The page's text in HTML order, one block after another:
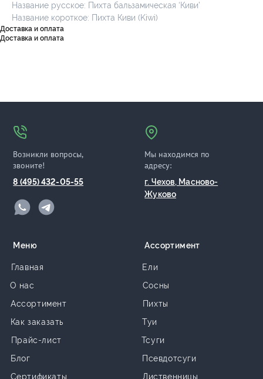
Название русское: Пихта бальзамическая ‘Киви’
Название короткое: Пихта Киви (Kiwi)
Доставка и оплата
Доставка и оплата
Возникли вопросы,
звоните!
8 (495) 432-05-55
Мы находимся по
адресу:
г. Чехов, Масново-
Жуково
Главная
Меню
О нас
Ассортимент
Как заказать
Прайс-лист
Ели
Ассортимент
Сосны
Пихты
Туи
Тсуги
Псевдотсуги
Лиственницы
Блог
Сертификаты